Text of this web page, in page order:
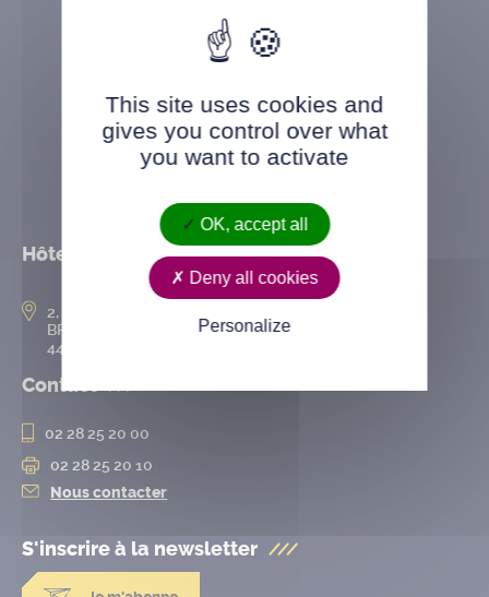
Hôtel de ville
2, rue de l’Hôtel-de-Ville
BP 50167
44802 Saint-Herblain cedex
Contact
02 28 25 20 00
02 28 25 20 10
Nous contacter
S'inscrire à la newsletter
This site uses cookies and
gives you control over what
you want to activate
OK, accept all
Deny all cookies
Personalize